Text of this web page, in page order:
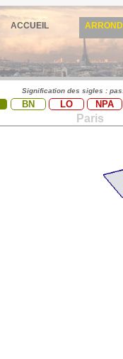
ACCUEIL
Signification des sigles :
BN LO NPA
Paris